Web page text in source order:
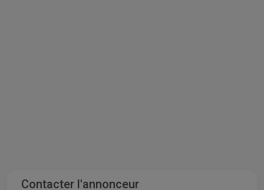
Contacter l'annonceur